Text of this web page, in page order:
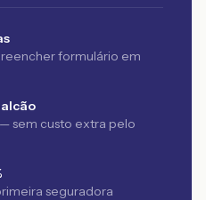
formulário em
sem custo extra pelo
seguradora